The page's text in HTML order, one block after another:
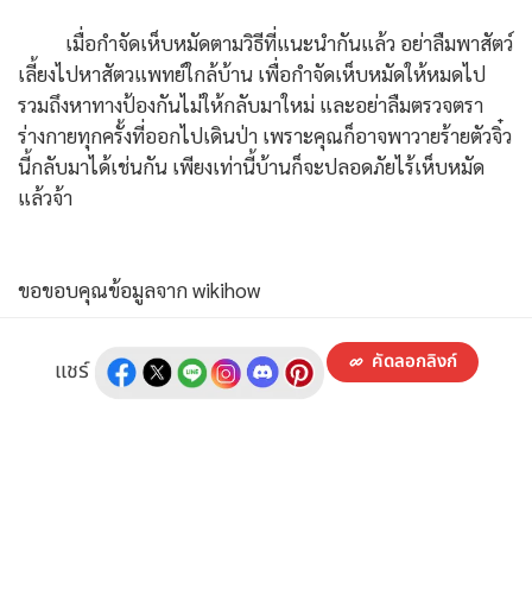
เมื่อกำจัดเห็บหมัดตามวิธีที่แนะนำกันแล้ว อย่าลืมพาสัตว์
เลี้ยงไปหาสัตวแพทย์ใกล้บ้าน เพื่อกำจัดเห็บหมัดให้หมดไป
รวมถึงหาทางป้องกันไม่ให้กลับมาใหม่ และอย่าลืมตรวจตรา
ร่างกายทุกครั้งที่ออกไปเดินป่า เพราะคุณก็อาจพาวายร้ายตัวจิ๋ว
นี้กลับมาได้เช่นกัน เพียงเท่านี้บ้านก็จะปลอดภัยไร้เห็บหมัด
แล้วจ้า
ขอขอบคุณข้อมูลจาก wikihow
แชร์ คัดลอกลิงก์